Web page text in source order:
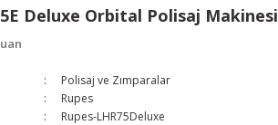
Deluxe Orbital Polisaj Makinesi
Polisaj ve Zımparalar
Rupes
Rupes-LHR75Deluxe